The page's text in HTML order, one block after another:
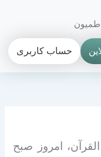
حساب کاربری
امروز صبح